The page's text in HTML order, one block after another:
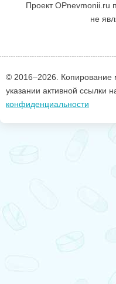
Проект OPnevmonii.ru
не
© 2016–2026. Копирование
указании активной ссылки
конфиденциальности